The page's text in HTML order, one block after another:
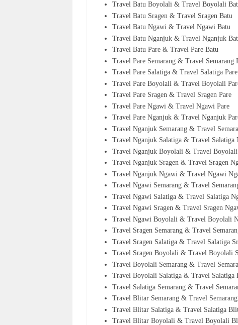
Travel Batu Boyolali & Travel Boyolali
Travel Batu Sragen & Travel Sragen Batu
Travel Batu Ngawi & Travel Ngawi Batu
Travel Batu Nganjuk & Travel Nganjuk
Travel Batu Pare & Travel Pare Batu
Travel Pare Semarang & Travel Semarang
Travel Pare Salatiga & Travel Salatiga Pare
Travel Pare Boyolali & Travel Boyolali
Travel Pare Sragen & Travel Sragen Pare
Travel Pare Ngawi & Travel Ngawi Pare
Travel Pare Nganjuk & Travel Nganjuk
Travel Nganjuk Semarang & Travel
Travel Nganjuk Salatiga & Travel Salatiga
Travel Nganjuk Boyolali & Travel
Travel Nganjuk Sragen & Travel Sragen
Travel Nganjuk Ngawi & Travel Ngawi
Travel Ngawi Semarang & Travel
Travel Ngawi Salatiga & Travel Salatiga
Travel Ngawi Sragen & Travel Sragen
Travel Ngawi Boyolali & Travel Boyolali
Travel Sragen Semarang & Travel
Travel Sragen Salatiga & Travel Salatiga
Travel Sragen Boyolali & Travel Boyolali
Travel Boyolali Semarang & Travel
Travel Boyolali Salatiga & Travel Salatiga
Travel Salatiga Semarang & Travel
Travel Blitar Semarang & Travel
Travel Blitar Salatiga & Travel Salatiga
Travel Blitar Boyolali & Travel Boyolali